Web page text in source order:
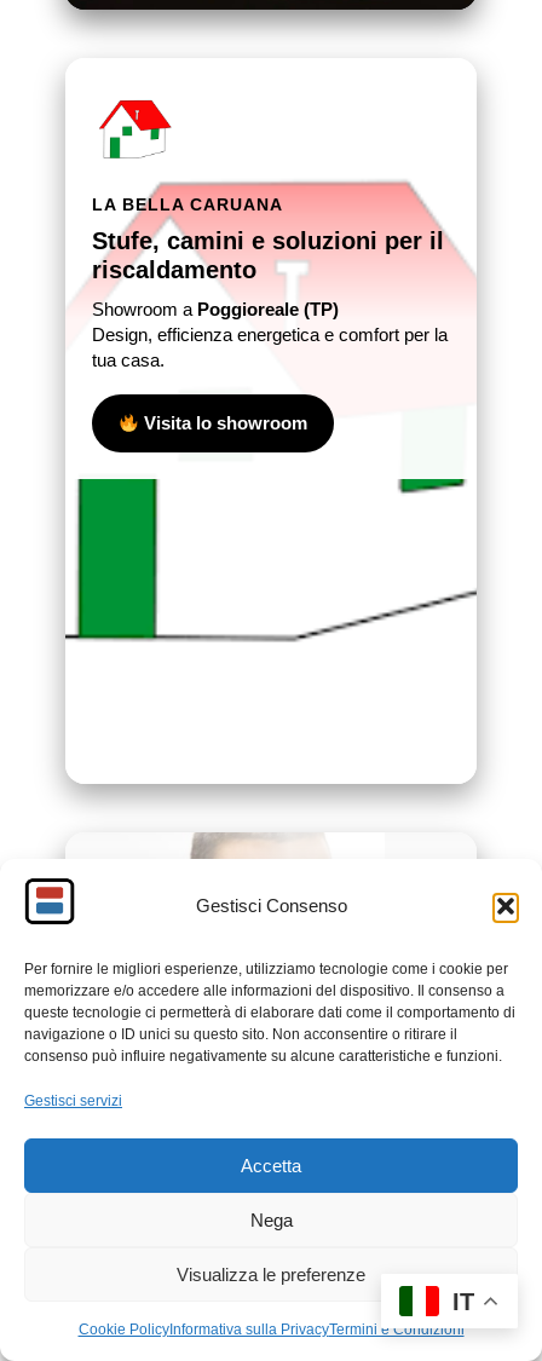
Gestisci Consenso
Per fornire le migliori esperienze, utilizziamo tecnologie come i cookie per
memorizzare e/o accedere alle informazioni del dispositivo. Il consenso a
queste tecnologie ci permetterà di elaborare dati come il comportamento di
navigazione o ID unici su questo sito. Non acconsentire o ritirare il
consenso può influire negativamente su alcune caratteristiche e funzioni.
Gestisci servizi
Accetta
Nega
Visualizza le preferenze
Cookie PolicyInformativa sulla PrivacyTermini e Condizioni
LA BELLA CARUANA
Stufe, camini e soluzioni per il
riscaldamento
Showroom a Poggioreale (TP)
Design, efficienza energetica e comfort per la
tua casa.
Visita lo showroom
SALDI
Zaini, borse e accessori in pelle
per uno stile che dura nel tempo.
Acquista ora
IT